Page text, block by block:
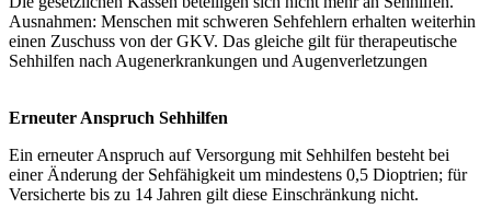
Ausnahmen: Menschen mit schweren Sehfehlern erhalten weiterhin
einen Zuschuss von der GKV. Das gleiche gilt für therapeutische
Sehhilfen nach Augenerkrankungen und Augenverletzungen
Erneuter Anspruch Sehhilfen
Ein erneuter Anspruch auf Versorgung mit Sehhilfen besteht bei
einer Änderung der Sehfähigkeit um mindestens 0,5 Dioptrien; für
Versicherte bis zu 14 Jahren gilt diese Einschränkung nicht.